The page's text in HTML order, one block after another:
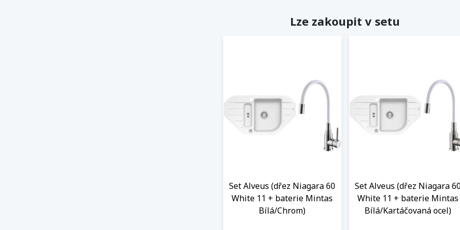
Lze zakoupit v setu
Set Alveus (dřez Niagara 60
White 11 + baterie Mintas
Bílá/Chrom)
Set Alveus (dřez Niagara
White 11 + baterie Mintas
Bílá/Kartáčovaná ocel)